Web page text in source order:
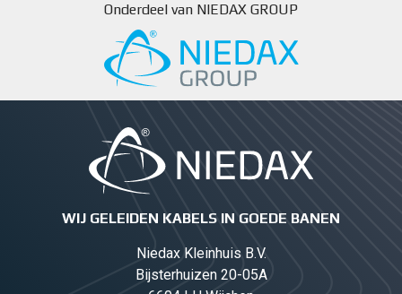
Onderdeel van NIEDAX GROUP
WIJ GELEIDEN KABELS IN GOEDE BANEN
Niedax Kleinhuis B.V.
Bijsterhuizen 20-05A